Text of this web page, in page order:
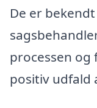
De er
processen og
positiv udfald